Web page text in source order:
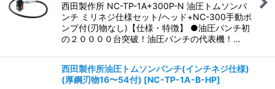
西田製作所 NC-TP-1A+300P-N 油圧トムソンパ
ンチ ミリネジ仕様セット/ヘッド+NC-300手動ポ
ンプ付(刃物なし)【仕様・特徴】 ●油圧パンチ初
の２００００台突破！油圧パンチの代表機！…
西田製作所油圧トムソンパンチ(インチネジ仕様)
(厚鋼刃物16〜54付) [NC-TP-1A-B-HP]